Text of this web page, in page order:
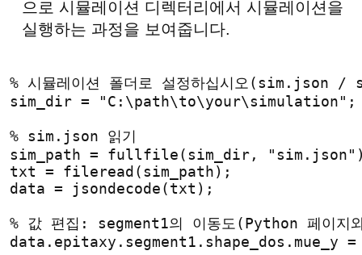
으로 시뮬레이션 디렉터리에서 시뮬레이션을
실행하는 과정을 보여줍니다.
% 시뮬레이션 폴더로 설정하십시오(sim.json /
sim_dir = "C:\path\to\your\simulation";
% sim.json 읽기
sim_path = fullfile(sim_dir,
txt = fileread(sim_path);
data = jsondecode(txt);
% 값 편집: segment1의 이동도(Python 페이지
data.epitaxy.segment1.shape_dos.mue_y